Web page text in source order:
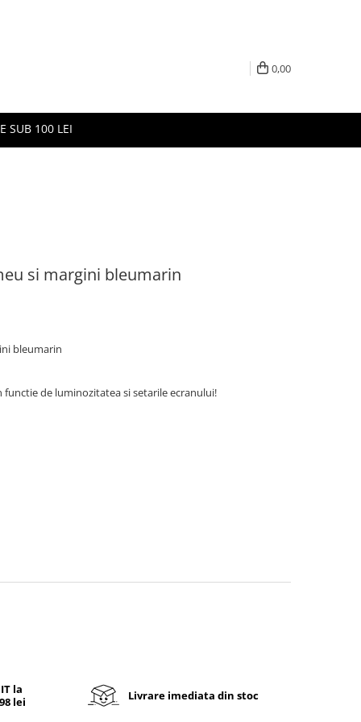
0,00
SUB 100 LEI
si margini bleumarin
bleumarin
de luminozitatea si setarile ecranului!
la
lei
Livrare imediata din stoc